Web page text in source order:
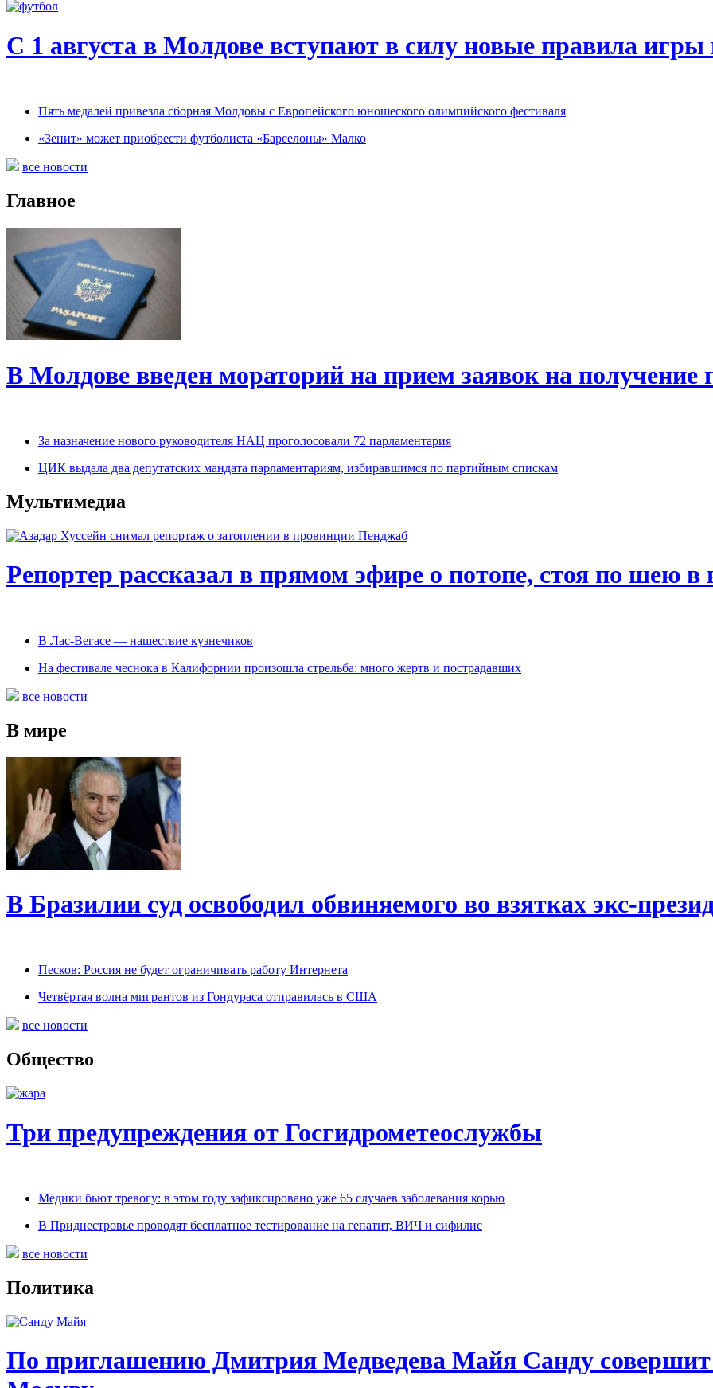
С 1 августа в Молдове вступают в силу новые правила игры
Пять медалей привезла сборная Молдовы с Европейского юношеского олимпийского фестиваля
«Зенит» может приобрести футболиста «Барселоны» Малко
все новости
Главное
В Молдове введен мораторий на прием заявок на получение
За назначение нового руководителя НАЦ проголосовали 72 парламентария
ЦИК выдала два депутатских мандата парламентариям, избиравшимся по партийным спискам
Мультимедиа
Репортер рассказал в прямом эфире о потопе, стоя по шею в
В Лас-Вегасе — нашествие кузнечиков
На фестивале чеснока в Калифорнии произошла стрельба: много жертв и пострадавших
все новости
В мире
В Бразилии суд освободил обвиняемого во взятках экс-
Песков: Россия не будет ограничивать работу Интернета
Четвёртая волна мигрантов из Гондураса отправилась в США
все новости
Общество
Три предупреждения от Госгидрометеослужбы
Медики бьют тревогу: в этом году зафиксировано уже 65 случаев заболевания корью
В Приднестровье проводят бесплатное тестирование на гепатит, ВИЧ и сифилис
все новости
Политика
По приглашению Дмитрия Медведева Майя Санду